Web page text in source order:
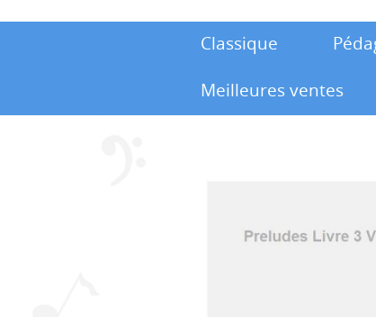
Classique
Meilleures ventes